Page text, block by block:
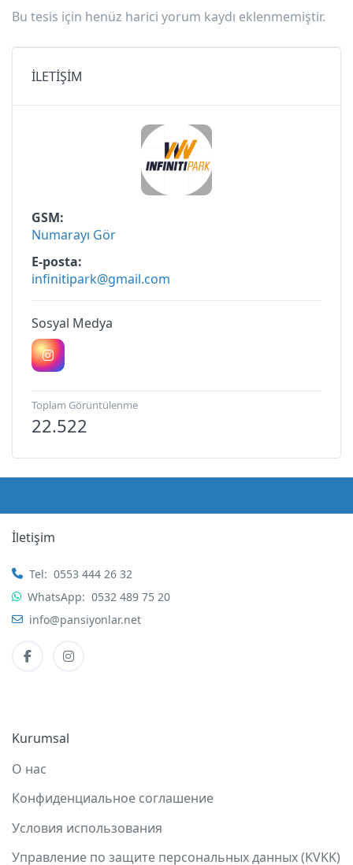
Bu tesis için henüz harici yorum kaydı eklenmemiştir.
İLETİŞİM
GSM
Numarayı Gör
E-posta
infinitipark@gmail.com
Sosyal Medya
Toplam Görüntülenme
22.522
İletişim
Tel: 0553 444 26 32
WhatsApp: 0532 489 75 20
info@pansiyonlar.net
Kurumsal
О нас
Конфиденциальное соглашение
Условия использования
Управление по защите персональных данных (KVKK)